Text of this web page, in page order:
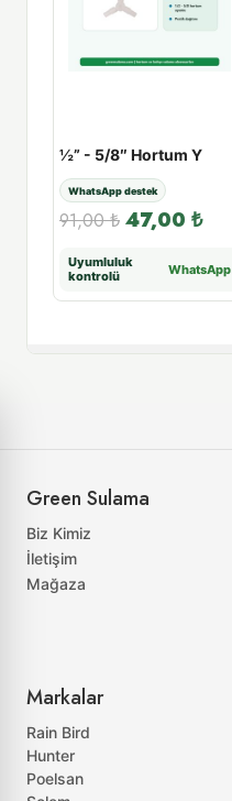
½” - 5/8″ Hortum Y
WhatsApp destek
91,00₺ 47,00 ₺
Uyumluluk
kontrolü
WhatsApp
Green Sulama
Biz Kimiz
İletişim
Mağaza
Markalar
Rain Bird
Hunter
Poelsan